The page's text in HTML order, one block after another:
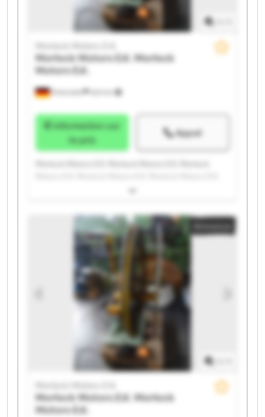
Peterslahr
Morlock Motors E.K.
Morlock Motors E.K. Morlock
Motors E.K.
Information sur
le prix
Appel
Morlock Motors E.K. Morlock Motors E.K. Morlock
Morlock Motors E.K. Morlock Motors E.K. Morlock
Motors E.K. Morlock Motors E.K. Morlock Motors E.K.
Morlock Motors E.K. Morlock Motors E.K. Morlock
Motors E.K. Morlock Motors E.K. Morlock Motors E.K.
Annonce
Morlock Motors E.K.
Morlock Motors E.K. Morlock
Motors E.K.